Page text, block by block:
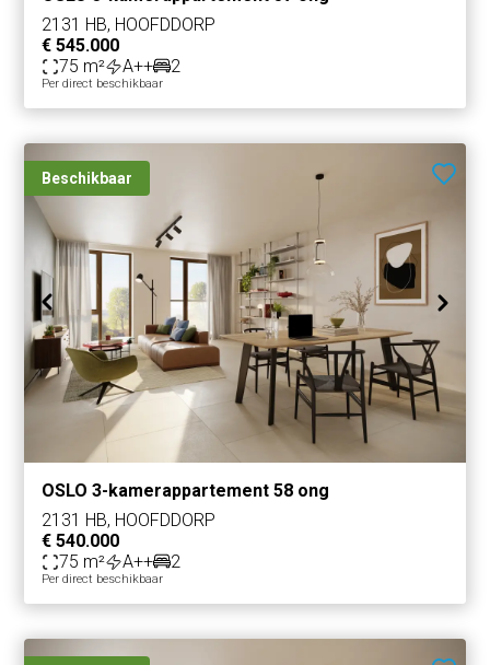
2131 HB, HOOFDDORP
€ 545.000
75 m²
A++ 2
Per direct beschikbaar
Beschikbaar
OSLO 3-kamerappartement 58 ong
2131 HB, HOOFDDORP
€ 540.000
75 m²
A++ 2
Per direct beschikbaar